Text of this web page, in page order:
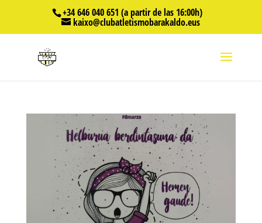
+34 646 040 651 (a partir de las 16:00h)
kaixo@clubatletismobarakaldo.eus